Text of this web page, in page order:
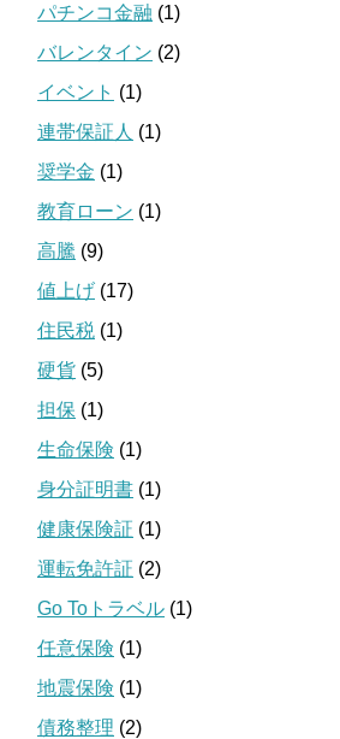
パチンコ金融 (1)
バレンタイン (2)
イベント (1)
連帯保証人 (1)
奨学金 (1)
教育ローン (1)
高騰 (9)
値上げ (17)
住民税 (1)
硬貨 (5)
担保 (1)
生命保険 (1)
身分証明書 (1)
健康保険証 (1)
運転免許証 (2)
Go Toトラベル (1)
任意保険 (1)
地震保険 (1)
債務整理 (2)